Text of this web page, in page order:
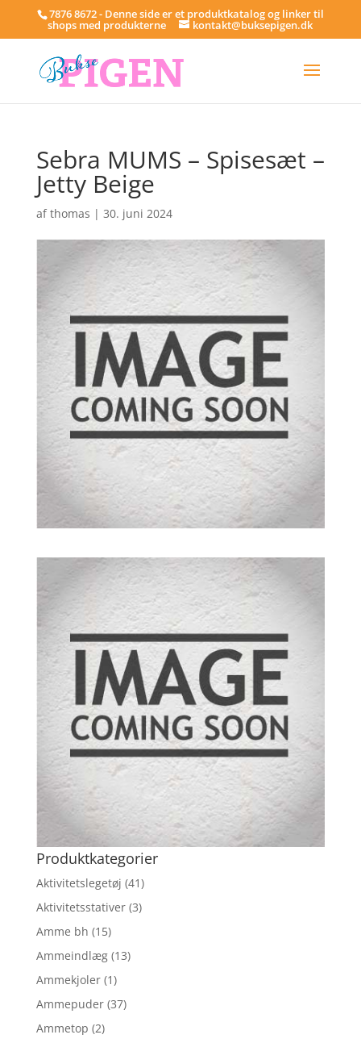
7876 8672 - Denne side er et produktkatalog og linker til
shops med produkterne kontakt@buksepigen.dk
Sebra MUMS – Spisesæt –
Jetty Beige
afthomas | 30. juni 2024
Produktkategorier
Aktivitetslegetøj (41)
Aktivitetsstativer (3)
Amme bh (15)
Ammeindlæg (13)
Ammekjoler (1)
Ammepuder (37)
Ammetop (2)